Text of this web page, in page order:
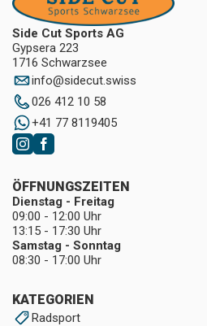
Side Cut Sports AG
Gypsera 223
1716 Schwarzsee
info@sidecut.swiss
026 412 10 58
+41 77 8119405
KATEGORIEN
Radsport
ÖFFNUNGSZEITEN
Dienstag - Freitag
09:00 - 12:00 Uhr
13:15 - 17:30 Uhr
Samstag - Sonntag
08:30 - 17:00 Uhr